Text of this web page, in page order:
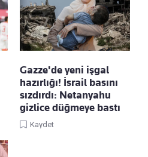
Gazze'de yeni işgal
hazırlığı! İsrail basını
sızdırdı: Netanyahu
gizlice düğmeye bastı
Kaydet